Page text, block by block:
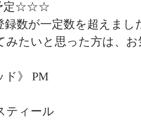
定☆☆☆
録数が一定数を超えま
みたいと思った方は、
ド》 PM
ティール